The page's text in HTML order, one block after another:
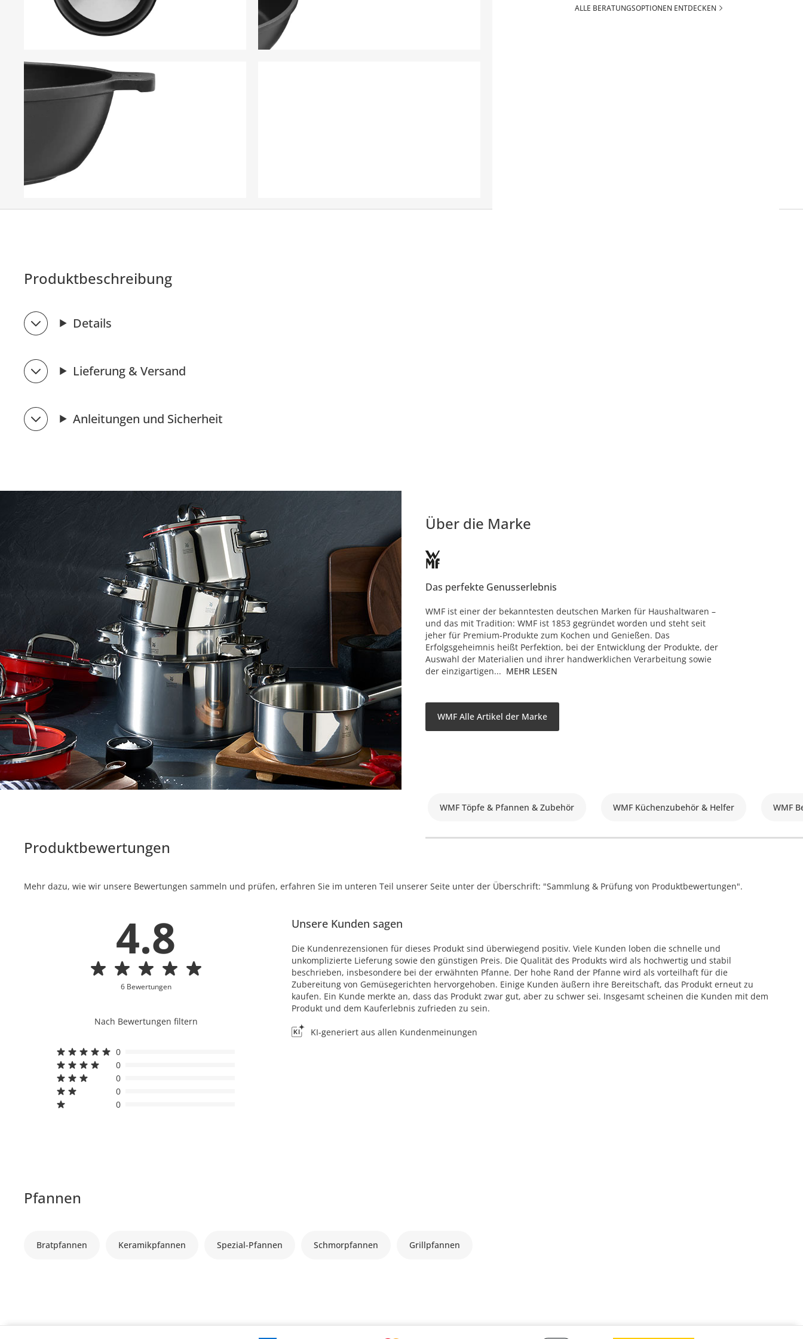
ALLE BERATUNGSOPTIONEN ENTDECKEN
Produktbeschreibung
Details
Lieferung & Versand
Anleitungen und Sicherheit
Über die Marke
Das perfekte Genusserlebnis
WMF ist einer der bekanntesten deutschen Marken für Haushaltwaren –
und das mit Tradition: WMF ist 1853 gegründet worden und steht seit
jeher für Premium-Produkte zum Kochen und Genießen. Das
Erfolgsgeheimnis heißt Perfektion, bei der Entwicklung der Produkte, der
Auswahl der Materialien und ihrer handwerklichen Verarbeitung sowie
der einzigartigen... MEHR LESEN
WMF Alle Artikel der Marke
WMF Töpfe & Pfannen & Zubehör WMF Küchenzubehör & Helfer WMF
Produktbewertungen
Mehr dazu, wie wir unsere Bewertungen sammeln und prüfen, erfahren Sie im unteren Teil unserer Seite unter der Überschrift: "Sammlung & Prüfung von Produktbewertungen".
4.8
6 Bewertungen
Nach Bewertungen filtern
0
0
0
0
0
Unsere Kunden sagen
Die Kundenrezensionen für dieses Produkt sind überwiegend positiv. Viele Kunden loben die schnelle und
unkomplizierte Lieferung sowie den günstigen Preis. Die Qualität des Produkts wird als hochwertig und stabil
beschrieben, insbesondere bei der erwähnten Pfanne. Der hohe Rand der Pfanne wird als vorteilhaft für die
Zubereitung von Gemüsegerichten hervorgehoben. Einige Kunden äußern ihre Bereitschaft, das Produkt erneut zu
kaufen. Ein Kunde merkte an, dass das Produkt zwar gut, aber zu schwer sei. Insgesamt scheinen die Kunden mit dem
Produkt und dem Kauferlebnis zufrieden zu sein.
KI-generiert aus allen Kundenmeinungen
Pfannen
Bratpfannen Keramikpfannen Spezial-Pfannen Schmorpfannen Grillpfannen